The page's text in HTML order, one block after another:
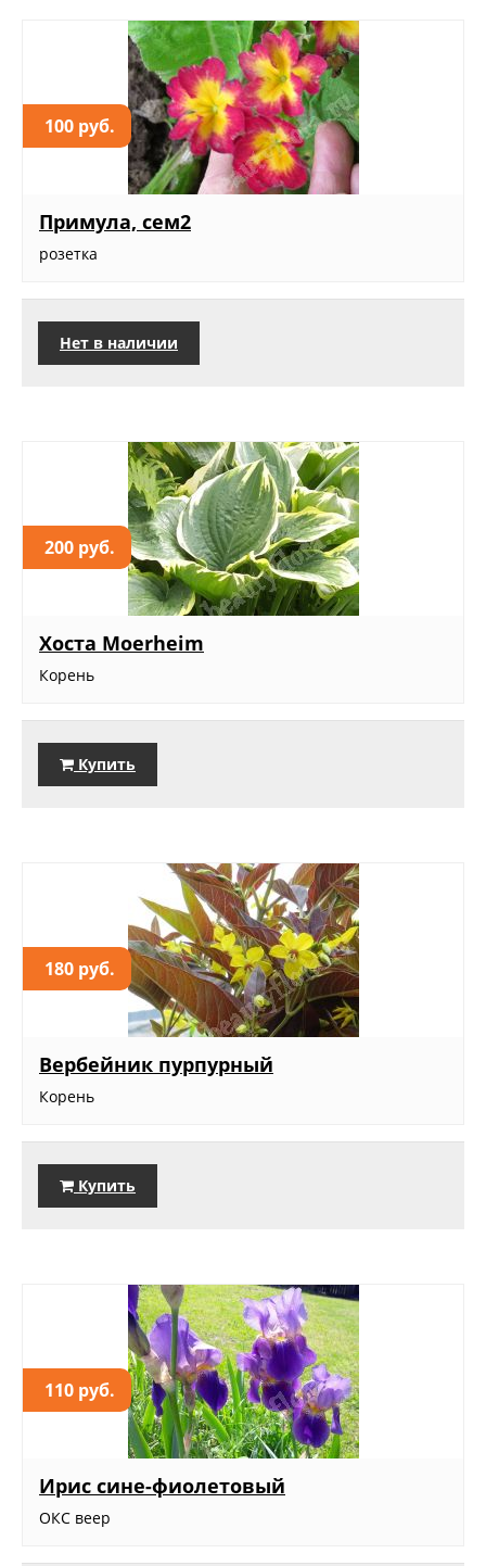
100 руб.
Примула, сем2
розетка
Нет в наличии
200 руб.
Хоста Moerheim
Корень
Купить
180 руб.
Вербейник пурпурный
Корень
Купить
110 руб.
Ирис сине-фиолетовый
ОКС веер